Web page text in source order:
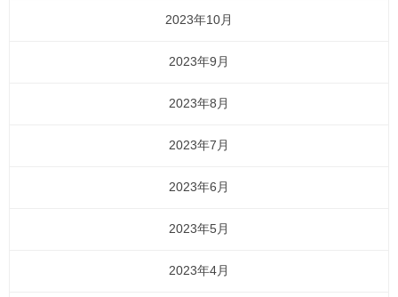
2023年10月
2023年9月
2023年8月
2023年7月
2023年6月
2023年5月
2023年4月